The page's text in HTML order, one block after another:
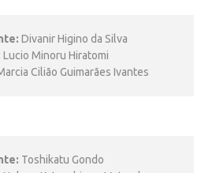
Divanir Higino da Silva
Lucio Minoru Hiratomi
Cilião Guimarães Ivantes
Toshikatu Gondo